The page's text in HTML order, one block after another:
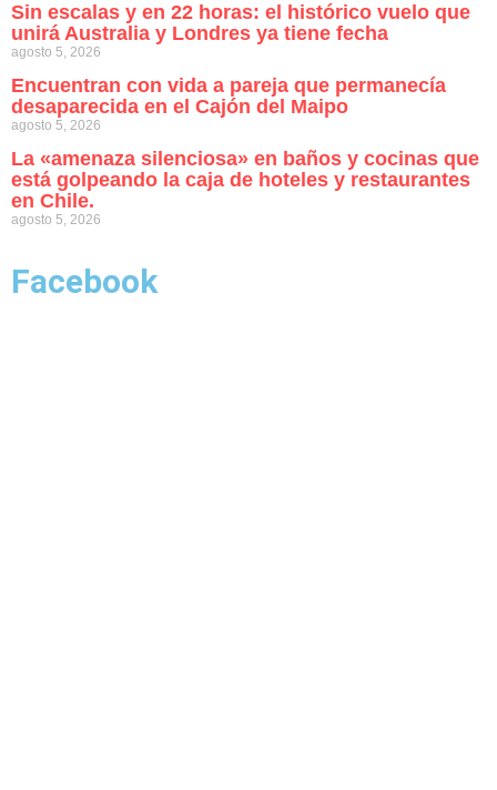
Sin escalas y en 22 horas: el histórico vuelo que
unirá Australia y Londres ya tiene fecha
agosto 5, 2026
Encuentran con vida a pareja que permanecía
desaparecida en el Cajón del Maipo
agosto 5, 2026
La «amenaza silenciosa» en baños y cocinas que
está golpeando la caja de hoteles y restaurantes
en Chile.
agosto 5, 2026
Facebook